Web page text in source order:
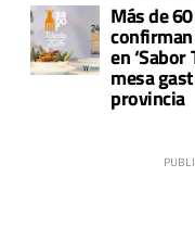
Más de
en ‘Sabor
mesa
provincia